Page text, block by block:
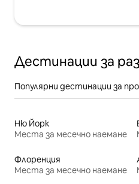
Дестинации за
Популярни дестинации за
Ню Йорк
Места за месечно наемане
Флоренция
Места за месечно наемане